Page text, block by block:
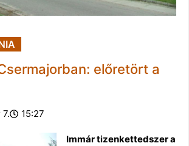
előretört a
15:27
Immár tizenkettedszer a